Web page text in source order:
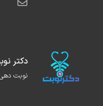
دکتر
نوبت